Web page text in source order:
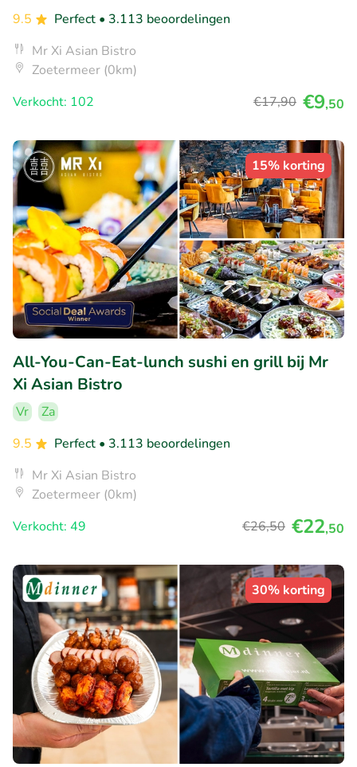
9.5 Perfect • 3.113 beoordelingen
Mr Xi Asian Bistro
Zoetermeer (0km)
Verkocht: 102
€17,90 €9,50
15% korting
All-You-Can-Eat-lunch sushi en grill bij Mr
Xi Asian Bistro
Vr
Za
9.5
Perfect • 3.113 beoordelingen
Mr Xi Asian Bistro
Zoetermeer (0km)
Verkocht: 49
€26,50 €22,50
30% korting